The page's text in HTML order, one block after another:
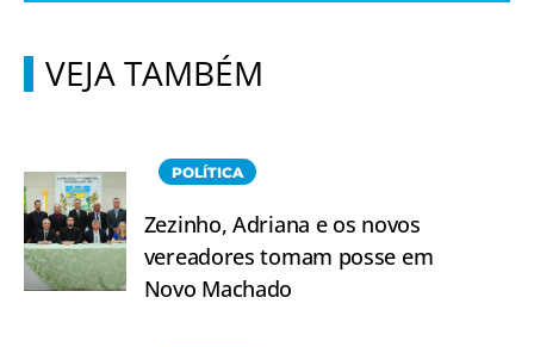
VEJA TAMBÉM
POLÍTICA
Zezinho, Adriana e os novos
vereadores tomam posse em
Novo Machado